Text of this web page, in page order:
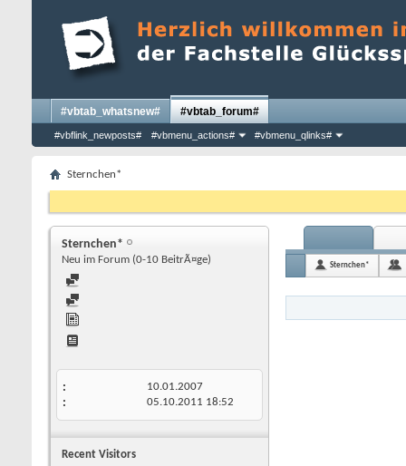
#vbtab_whatsnew# #vbtab_forum#
#vbflink_newposts# #vbmenu_actions# #vbmenu_qlinks#
Sternchen*
Sternchen*
Neu im Forum (0-10 BeitrÃ¤ge)
10.01.2007
05.10.2011 18:52
Recent Visitors
Sternchen*